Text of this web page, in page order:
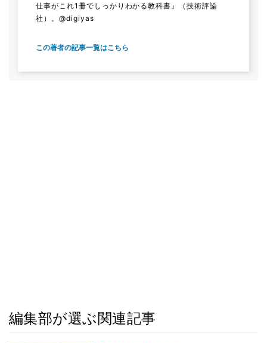
仕事がこれ1冊でしっかりわかる教科書』（技術評論
社）。@digiyas
この著者の記事一覧はこちら
編集部が選ぶ関連記事